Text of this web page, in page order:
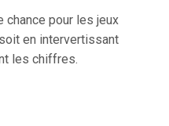
chance pour les jeux
en intervertissant
les chiffres.